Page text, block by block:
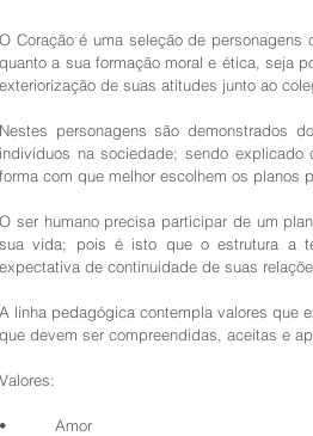
O Coração é uma seleção de
quanto a sua formação moral e ética, seja
exteriorização de suas atitudes junto ao
Nestes personagens são demonstrados
indivíduos na sociedade; sendo
forma com que melhor escolhem os planos
O ser humano precisa participar de um
sua vida; pois é isto que o estrutura a
expectativa de continuidade de suas
A linha pedagógica contempla valores que
que devem ser compreendidas, aceitas e
Valores:
• Amor